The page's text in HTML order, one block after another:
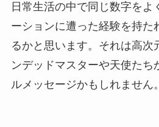
日常生活の中で同じ数字をよ
ーションに遭った経験を持た
るかと思います。それは高次
ンデッドマスターや天使たち
ルメッセージかもしれません。